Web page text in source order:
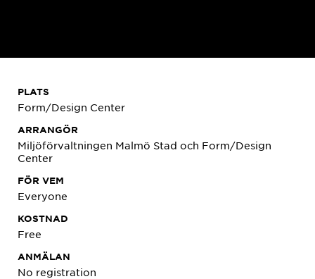
PLATS
Form/Design Center
ARRANGÖR
Miljöförvaltningen Malmö Stad och Form/Design
Center
FÖR VEM
Everyone
KOSTNAD
Free
ANMÄLAN
No registration